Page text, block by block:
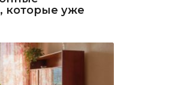
которые уже